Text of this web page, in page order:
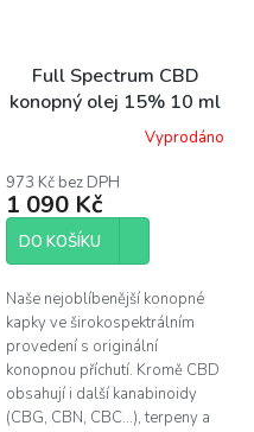
Full Spectrum CBD
konopný olej 15% 10 ml
originalVyprodáno
973 Kč bez DPH
1 090 Kč
DO KOŠÍKU
Naše nejoblíbenější konopné
kapky ve širokospektrálním
provedení s originální
konopnou příchutí. Kromě CBD
obsahují i další kanabinoidy
(CBG, CBN, CBC...), terpeny a